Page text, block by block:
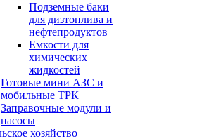
Подземные баки
для дизтоплива и
нефтепродуктов
Емкости для
химических
жидкостей
Готовые мини АЗС и
мобильные ТРК
Заправочные модули и
насосы